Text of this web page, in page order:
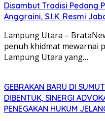
Disambut Tradisi Pedang
Anggraini, S.I.K. Resmi
Lampung Utara –
penuh khidmat mewarnai
Lampung Utara yang…
GEBRAKAN BARU DI
DIBENTUK, SINERGI
PENEGAKAN HUKUM